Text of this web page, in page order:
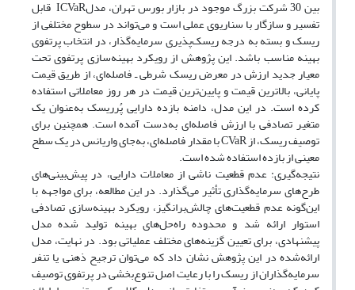
بین 30 شرکت بزرگ موجود در بازار بورس تهران، مدل‎ ICVaR قابل
تفسیر و سازگار با سناریوی عملی است و می‌تواند در سطوح مختلفی از
ریسک و بسته به درجه ریسک‌پذیری سرمایه‌گذار، در انتخاب پرتفوی
بهینه مناسب باشد. این پژوهش از رویکرد بهینه‌سازی پرتفوی تحت
معیار جدید ارزش در معرض ریسک شرطی ـ فاصله‌ای، از طریق قیمت
پایانی، بالاترین قیمت و پایین‌ترین قیمت در هر روز معاملاتی استفاده
کرده است. در این مدل، دامنه بازده دارایی پُرریسک به‌عنوان یک
متغیر تصادفی با ارزش فاصله‌ای به‌دست آمده است. همچنین برای
توصیف ریسک، از CVaR با مقدار فاصله‌ای، به‌جای واریانس در یک سطح
معینی از بازده استفاده شده است.
نتیجه‌گیری: عدم‎ قطعیت ناشی از معاملات دارایی، در پیش‌بینی‌های
طرح‌های سرمایه‌گذاری تأثیر می‌گذارد. در این مطالعه، برای مواجهه با
این‌گونه عدم ‎قطعیت‌های چالش‌برانگیز، رویکرد بهینه‌سازی تصادفی
استوار ارائه شد و محدوده راه‌حل‌های بهینه تولید ‌شده مدل
پیشنهادی، برای تعیین گزینه‌های مختلف عملیاتی بود. در نهایت، مدل
ارائه‌شده در این پژوهش نشان داد که می‌توان ترجیح ذهنی یا تنفر
سرمایه‌گذاران از ریسک را با رعایت اصل تنوع‌بخشی در پرتفوی توصیف